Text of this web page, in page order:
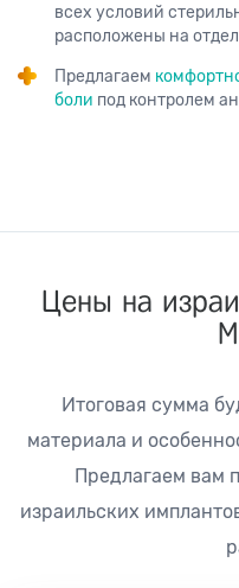
всех условий
расположены на
Предлагаем
боли под контролем
Цены на
Итоговая сумма
материала и
Предлагаем вам
израильских